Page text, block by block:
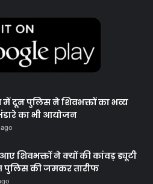
दून पुलिस ने शिवभक्तों का भव्य
का भी आयोजन
शिवभक्तों ने क्यों की कांवड़ ड्यूटी
पुलिस की जमकर तारीफ